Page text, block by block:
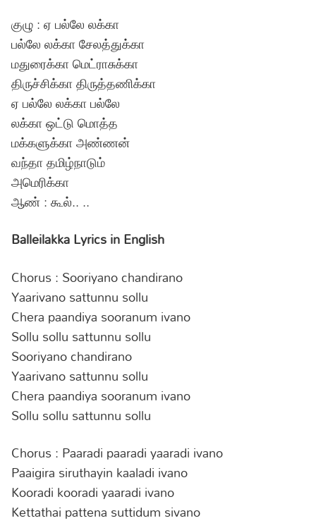
குழு : ஏ பல்லே லக்கா
பல்லே லக்கா சேலத்துக்கா
மதுரைக்கா மெட்ராசுக்கா
திருச்சிக்கா திருத்தணிக்கா
ஏ பல்லே லக்கா பல்லே
லக்கா ஒட்டு மொத்த
மக்களுக்கா அண்ணன்
வந்தா தமிழ்நாடும்
அமெரிக்கா
ஆண் : கூல்.. ..
Balleilakka Lyrics in English
Chorus : Sooriyano chandirano
Yaarivano sattunnu sollu
Chera paandiya sooranum ivano
Sollu sollu sattunnu sollu
Sooriyano chandirano
Yaarivano sattunnu sollu
Chera paandiya sooranum ivano
Sollu sollu sattunnu sollu
Chorus : Paaradi paaradi yaaradi ivano
Paaigira siruthayin kaaladi ivano
Kooradi kooradi yaaradi ivano
Kettathai pattena suttidum sivano